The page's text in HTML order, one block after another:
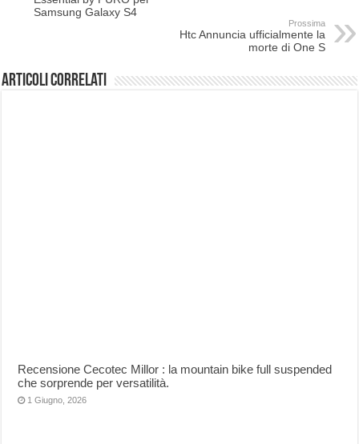
Samsung Galaxy S4
Prossima
Htc Annuncia ufficialmente la
morte di One S
Articoli correlati
Recensione Cecotec Millor : la mountain bike full suspended
che sorprende per versatilità.
1 Giugno, 2026